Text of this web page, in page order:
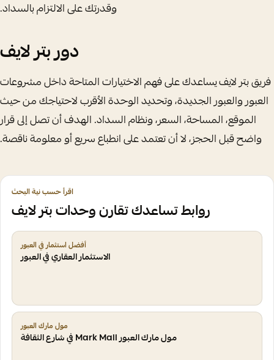
وقدرتك على الالتزام بالسداد.
دور بتر لايف
فريق بتر لايف يساعدك على فهم الاختيارات المتاحة داخل مشروعات
العبور والعبور الجديدة، وتحديد الوحدة الأقرب لاحتياجك من حيث
الموقع، المساحة، السعر، ونظام السداد. الهدف أن تصل إلى قرار
واضح قبل الحجز، لا أن تعتمد على انطباع سريع أو معلومة ناقصة.
اقرأ حسب نية البحث
روابط تساعدك تقارن وحدات بتر لايف
أفضل استثمار في العبور
الاستثمار العقاري في العبور
مول مارك العبور
مول مارك العبور Mark Mall في شارع الثقافة